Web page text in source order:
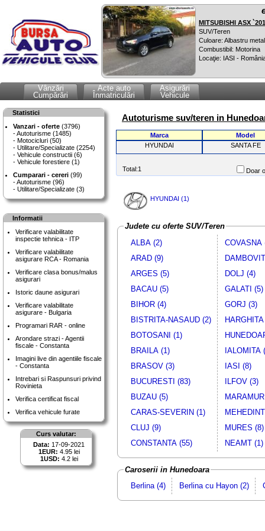
MITSUBISHI ASX
SUV/Teren
Culoare: Albastru
Combustibil: Motorina
Locaţie: IASI -
Vânzări
Cumpărări
Acte auto
Înmatriculări
Asigurări
Vehicule
Statistici
Vanzari - oferte (3796)
Autoturisme (1485)
Motocicluri (50)
Utilitare/Specializate (2254)
Vehicule constructii (6)
Vehicule forestiere (1)
Cumparari - cereri (99)
Autoturisme (96)
Utilitare/Specializate (3)
Informatii
Verificare valabilitate
inspectie tehnica - ITP
Verificare valabilitate
asigurare RCA - Romania
Verificare clasa bonus/malus
asigurari
Istoric daune asigurari
Verificare valabilitate
asigurare - Bulgaria
Programari RAR - online
Arondare strazi - Agentii
fiscale - Constanta
Imagini live din agentiile fiscale
- Constanta
Intrebari si Raspunsuri privind
Rovinieta
Verifica certificat fiscal
Verifica vehicule furate
Curs valutar:
Data: 17-09-2021
1EUR: 4.95 lei
1USD: 4.2 lei
Autoturisme suv/teren in
Marca
Model
HYUNDAI
SANTA FE
Total:1 Doar
HYUNDAI (1)
Judete cu oferte SUV/Teren
ALBA (2)
ARAD (9)
ARGES (5)
BACAU (5)
BIHOR (4)
BISTRITA-NASAUD (2)
BOTOSANI (1)
BRAILA (1)
BRASOV (3)
BUCURESTI (83)
BUZAU (5)
CARAS-SEVERIN (1)
CLUJ (9)
CONSTANTA (55)
COVASNA
DOLJ (4)
GALATI (5)
GORJ (3)
IALOMITA
IASI (8)
ILFOV (3)
MURES (8)
NEAMT (1)
Caroserii in Hunedoara
Berlina (4)
Berlina cu Hayon (2)